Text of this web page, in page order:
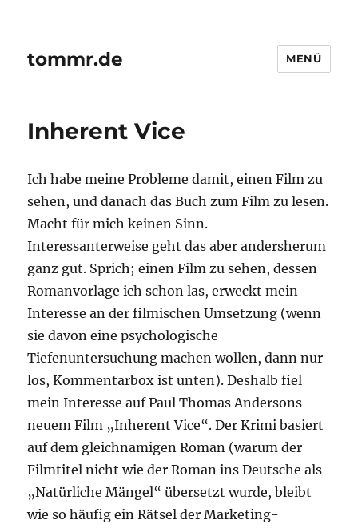
tommr.de MENÜ
Inherent Vice
Ich habe meine Probleme damit, einen Film zu
sehen, und danach das Buch zum Film zu lesen.
Macht für mich keinen Sinn.
Interessanterweise geht das aber andersherum
ganz gut. Sprich; einen Film zu sehen, dessen
Romanvorlage ich schon las, erweckt mein
Interesse an der filmischen Umsetzung (wenn
sie davon eine psychologische
Tiefenuntersuchung machen wollen, dann nur
los, Kommentarbox ist unten). Deshalb fiel
mein Interesse auf Paul Thomas Andersons
neuem Film „Inherent Vice“. Der Krimi basiert
auf dem gleichnamigen Roman (warum der
Filmtitel nicht wie der Roman ins Deutsche als
„Natürliche Mängel“ übersetzt wurde, bleibt
wie so häufig ein Rätsel der Marketing-